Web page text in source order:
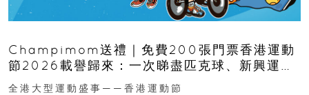
Champimom送禮｜免費200張門票香港運動
節2026載譽歸來：一次睇盡匹克球、新興運
動、街舞比賽＋逾百運動品牌展覽
全港大型運動盛事——香港運動節